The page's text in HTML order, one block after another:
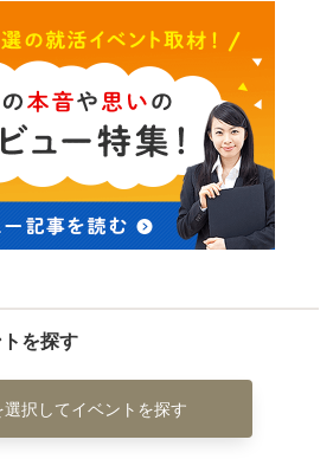
を探す
選択してイベントを探す